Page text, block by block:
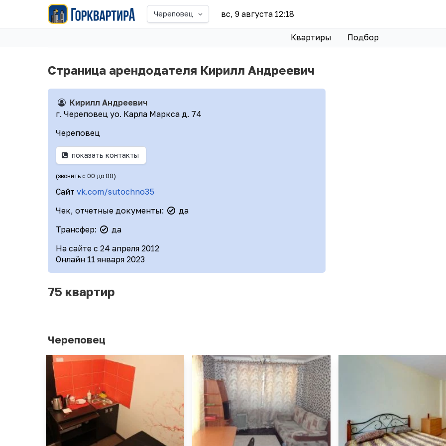
Череповец вс, 9 августа 12:18
Квартиры Подбор
Страница арендодателя Кирилл Андреевич
Кирилл Андреевич
г. Череповец уо. Карла Маркса д. 74
Череповец
показать контакты
(звонить с 00 до 00)
Сайт vk.com/sutochno35
Чек, отчетные документы:
да
Трансфер:
да
На сайте с 24 апреля 2012
Онлайн 11 января 2023
75 квартир
Череповец